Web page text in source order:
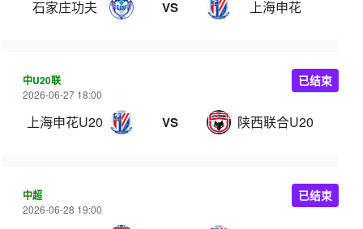
石家庄功夫 VS 上海申花
中U20联
2026-06-27 18:00
上海申花U20 VS 陕西联合U20
已结束
中超
2026-06-28 19:00
已结束